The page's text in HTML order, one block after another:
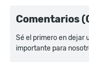
Comentarios
Sé el primero en dejar
importante para